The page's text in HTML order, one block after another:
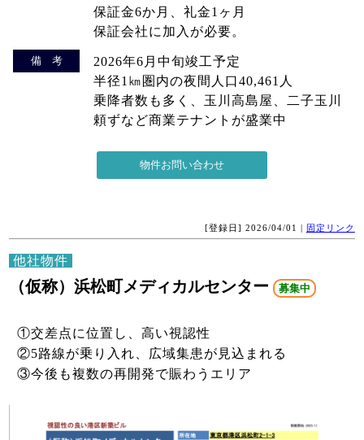
保証金6か月、礼金1ヶ月
保証会社に加入が必要。
備 考
2026年6月中旬竣工予定
半径1㎞圏内の夜間人口40,461人
乗降者数も多く、玉川高島屋、二子玉川
頼ずなど商業テナントが盛業中
[登録日] 2026/04/01 | 固定リンク
他社物件
（仮称）浜松町メディカルセンター 募集中
①交差点に位置し、高い視認性
②5路線が乗り入れ、広域集患が見込まれる
③今後も複数の再開発で賑わうエリア